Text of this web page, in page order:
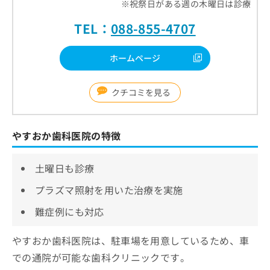
※祝祭日がある週の木曜日は診療
TEL： 088-855-4707
ホームページ
クチコミを見る
やすおか歯科医院の特徴
土曜日も診療
プラズマ照射を用いた治療を実施
難症例にも対応
やすおか歯科医院は、駐車場を用意しているため、車
での通院が可能な歯科クリニックです。